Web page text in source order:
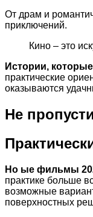
От драм и
приключений.
Кино – это
Истории,
практические
оказываются
Не
Но ые фильмы
практике больше
возможные
поверхностных